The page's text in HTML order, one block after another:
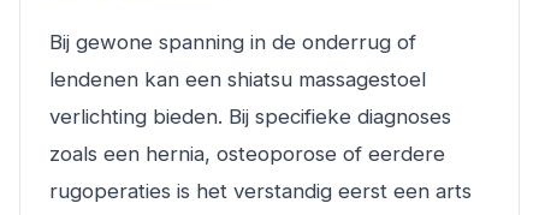
Bij gewone spanning in de onderrug of
lendenen kan een shiatsu massagestoel
verlichting bieden. Bij specifieke diagnoses
zoals een hernia, osteoporose of eerdere
rugoperaties is het verstandig eerst een arts